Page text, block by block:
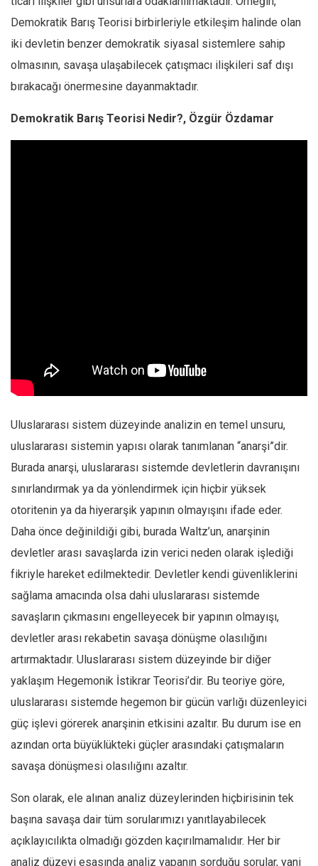
Demokratik Barış Teorisi birbirleriyle etkileşim halinde olan
iki devletin benzer demokratik siyasal sistemlere sahip
olmasının, savaşa ulaşabilecek çatışmacı ilişkileri saf dışı
bırakacağı önermesine dayanmaktadır.
Demokratik Barış Teorisi Nedir?, Özgür Özdamar
Uluslararası sistem düzeyinde analizin en temel unsuru,
uluslararası sistemin yapısı olarak tanımlanan “anarşi”dir.
Burada anarşi, uluslararası sistemde devletlerin davranışını
sınırlandırmak ya da yönlendirmek için hiçbir yüksek
otoritenin ya da hiyerarşik yapının olmayışını ifade eder.
Daha önce değinildiği gibi, burada Waltz’un, anarşinin
devletler arası savaşlarda izin verici neden olarak işlediği
fikriyle hareket edilmektedir. Devletler kendi güvenliklerini
sağlama amacında olsa dahi uluslararası sistemde
savaşların çıkmasını engelleyecek bir yapının olmayışı,
devletler arası rekabetin savaşa dönüşme olasılığını
artırmaktadır. Uluslararası sistem düzeyinde bir diğer
yaklaşım Hegemonik İstikrar Teorisi’dir. Bu teoriye göre,
uluslararası sistemde hegemon bir gücün varlığı düzenleyici
güç işlevi görerek anarşinin etkisini azaltır. Bu durum ise en
azından orta büyüklükteki güçler arasındaki çatışmaların
savaşa dönüşmesi olasılığını azaltır.
Son olarak, ele alınan analiz düzeylerinden hiçbirisinin tek
başına savaşa dair tüm sorularımızı yanıtlayabilecek
açıklayıcılıkta olmadığı gözden kaçırılmamalıdır. Her bir
analiz düzeyi esasında analiz yapanın sorduğu sorular, yani